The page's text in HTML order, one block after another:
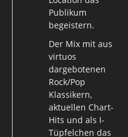
Publikum
begeistern.
Der Mix mit aus
virtuos
dargebotenen
Rock/Pop
Klassikern,
aktuellen Chart-
Hits und als I-
Tüpfelchen das